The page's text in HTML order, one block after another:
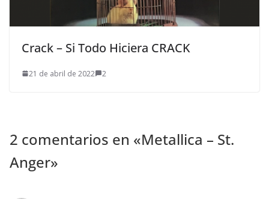
Crack – Si Todo Hiciera CRACK
21 de abril de 2022 2
2 comentarios en «Metallica – St.
Anger»